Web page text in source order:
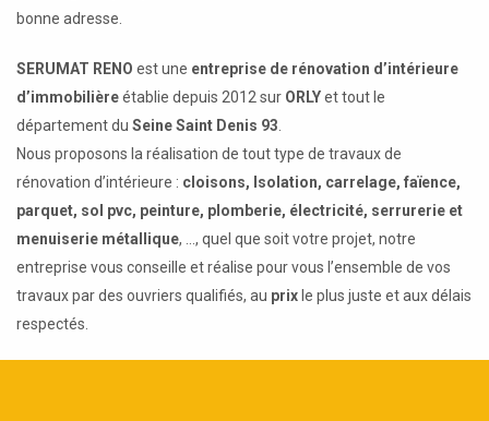
bonne adresse.
SERUMAT RENO est une entreprise de rénovation d’intérieure
d’immobilièreétablie depuis 2012 sur ORLYet tout le
département du Seine Saint Denis 93
Nous proposons la réalisation de tout type de travaux de
rénovation d’intérieure : cloisons, Isolation, carrelage, faïence,
parquet, sol pvc, peinture, plomberie, électricité, serrurerie et
menuiserie métallique, ..., quel que soit votre projet, notre
entreprise vous conseille et réalise pour vous l’ensemble de vos
travaux par des ouvriers qualifiés, au prix le plus juste et aux délais
respectés.